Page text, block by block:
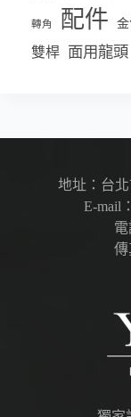
轉角 配件
雙桿 面用龍頭
地址：台
E-mail
電
傳